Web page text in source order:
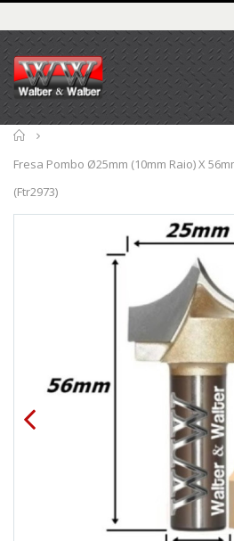
Fresa Pombo Ø25mm (10mm Raio) X
(Ftr2973)